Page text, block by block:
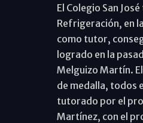
El Colegio San
Refrigeración, en
como tutor,
logrado en la
Melguizo Martín.
de medalla, todos
tutorado por el
Martínez, con el